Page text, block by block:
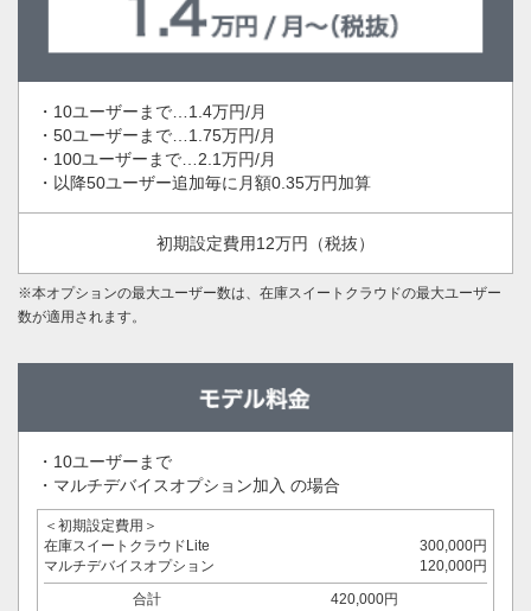
10ユーザーまで…1.4万円/月
50ユーザーまで…1.75万円/月
100ユーザーまで…2.1万円/月
以降50ユーザー追加毎に月額0.35万円加算
初期設定費用12万円（税抜）
※本オプションの最大ユーザー数は、在庫スイートクラウドの最大ユーザー
数が適用されます。
10ユーザーまで
マルチデバイスオプション加入 の場合
＜初期設定費用＞
在庫スイートクラウドLite
300,000円
マルチデバイスオプション
120,000円
合計
420,000円